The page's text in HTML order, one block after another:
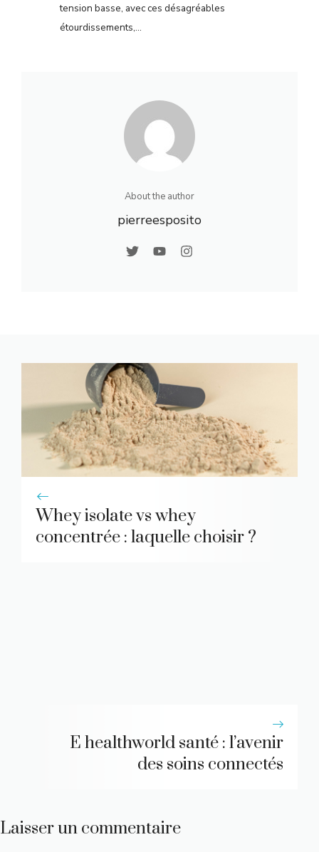
tension basse, avec ces désagréables
étourdissements,...
About the author
pierreesposito
Whey isolate vs whey
concentrée : laquelle choisir ?
E healthworld santé : l’avenir
des soins connectés
Laisser un commentaire